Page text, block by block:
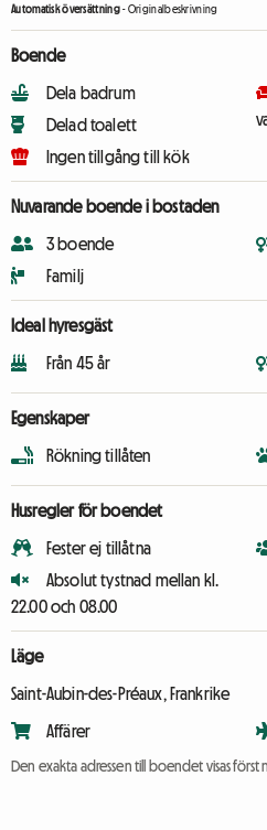
Automatisk översättning-Originalbeskrivning
Boende
Dela badrum
Delad toalett
Ingen tillgång till kök
Nuvarande boende i bostaden
3 boende
Familj
Ideal hyresgäst
Från 45 år
Egenskaper
Rökning tillåten
Husregler för boendet
Fester ej tillåtna
Absolut tystnad mellan kl.
22.00 och 08.00
Läge
Saint-Aubin-des-Préaux, Frankrike
Affärer
Den exakta adressen till boendet visas